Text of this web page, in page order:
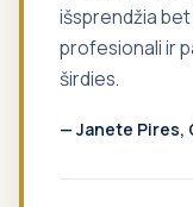
išsprendžia bet
profesionali ir
širdies.
— Janete Pires,